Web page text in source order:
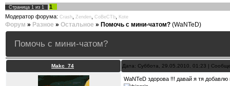
Страница 1 из 1
1
Модератор форума: Crash Zenden CoBeCTb Kote
Форум » Разное » Остальное » Помочь с мини-чатом? (WaNTeD)
Помочь с мини-чатом?
Makc_74 Дата: Суббота, 29.05.2010, 01:23 |
WaNTeD здорова !!! давай я тя